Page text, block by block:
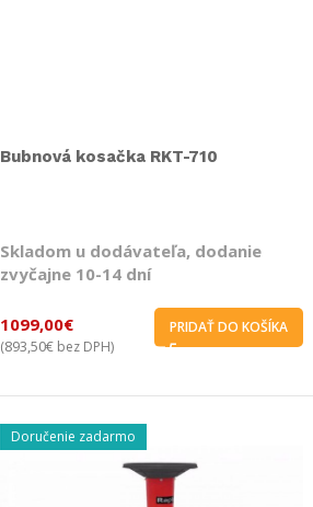
Bubnová kosačka RKT-710
Skladom u dodávateľa, dodanie
zvyčajne 10-14 dní
1099,00€
(893,50€ bez DPH)
PRIDAŤ DO KOŠÍKA
Doručenie zadarmo